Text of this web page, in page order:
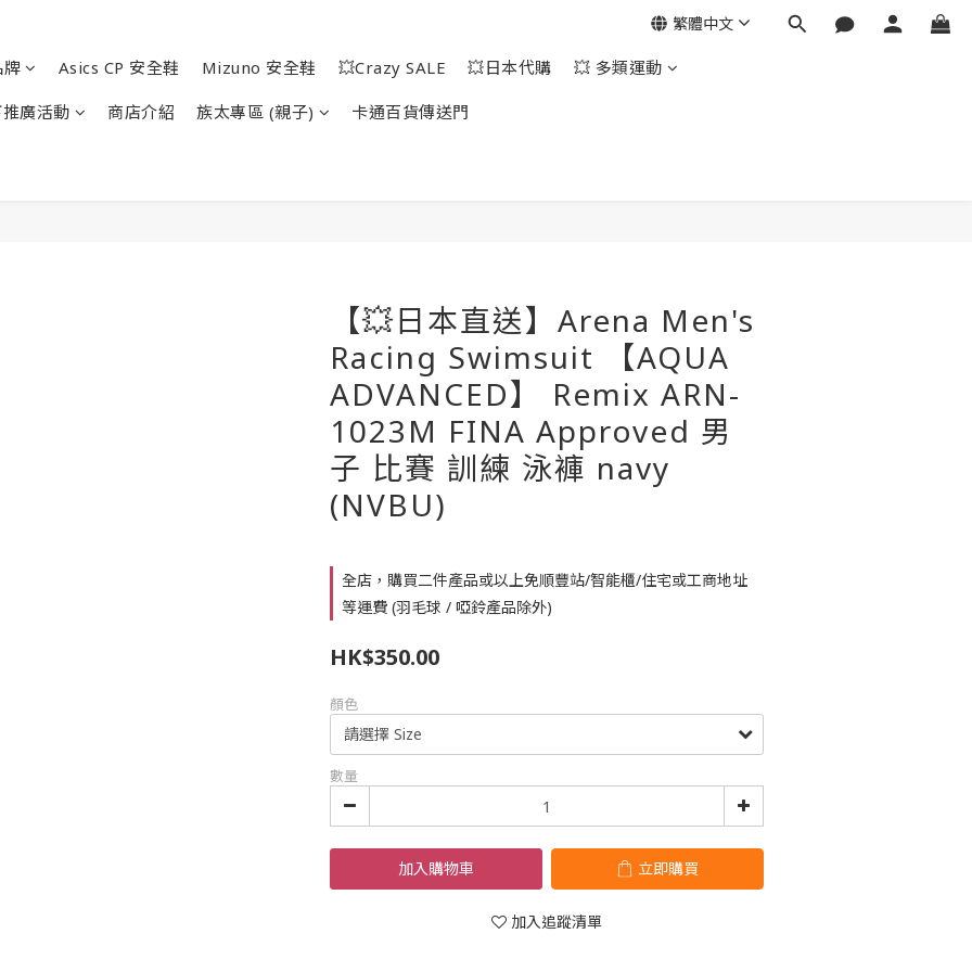
Asics CP 安全鞋 Mizuno 安全鞋 💥Crazy SALE 💥日本代購 💥 多類運動
廣活動 商店介紹 族太專區 (親子) 卡通百貨傳送門
繁體中文
【💥日本直送】Arena Men's
Racing Swimsuit 【AQUA
ADVANCED】 Remix ARN-
1023M FINA Approved 男
子 比賽 訓練 泳褲 navy
(NVBU)
全店，購買二件產品或以上免順豐站/智能櫃/住宅或工商地址
等運費 (羽毛球 / 啞鈴產品除外)
HK$350.00
顏色
數量
加入購物車 立即購買
加入追蹤清單